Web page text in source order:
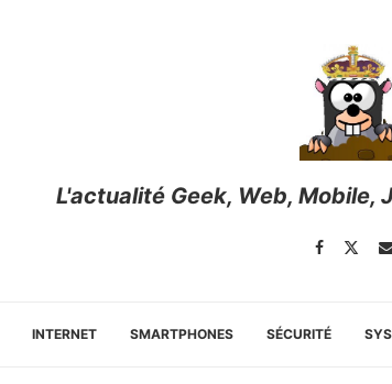
L'actualité Geek, Web, Mobile,
INTERNET SMARTPHONES SÉCURITÉ